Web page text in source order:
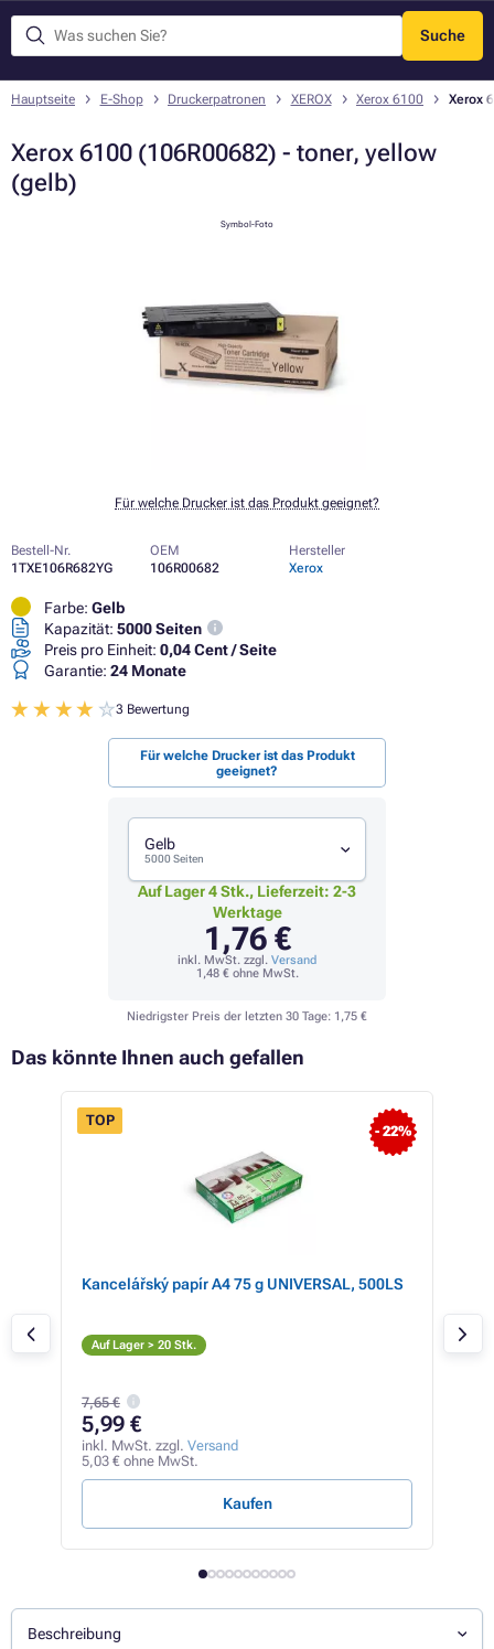
Suche
Menü
Hauptseite E-Shop Druckerpatronen XEROX Xerox 6100 Xerox
Xerox 6100 (106R00682) - toner, yellow
(gelb)
Symbol-Foto
Für welche Drucker ist das Produkt geeignet?
Bestell-Nr.
1TXE106R682YG
OEM
106R00682
Hersteller
Xerox
Farbe: Gelb
Kapazität: 5000 Seiten
Preis pro Einheit: 0,04 Cent / Seite
Garantie: 24 Monate
3 Bewertung
Für welche Drucker ist das Produkt
geeignet?
Gelb
5000 Seiten
Auf Lager 4 Stk., Lieferzeit: 2-3
Werktage
1,76 €
inkl. MwSt. zzgl. Versand
1,48 €ohne MwSt.
Niedrigster Preis der letzten 30 Tage: 1,75 €
Das könnte Ihnen auch gefallen
- 22%
TOP
Kancelářský papír A4 75 g UNIVERSAL, 500LS
Auf Lager > 20 Stk.
7,65 €
5,99 €
inkl. MwSt. zzgl. Versand
5,03 € ohne MwSt.
Kaufen
Beschreibung